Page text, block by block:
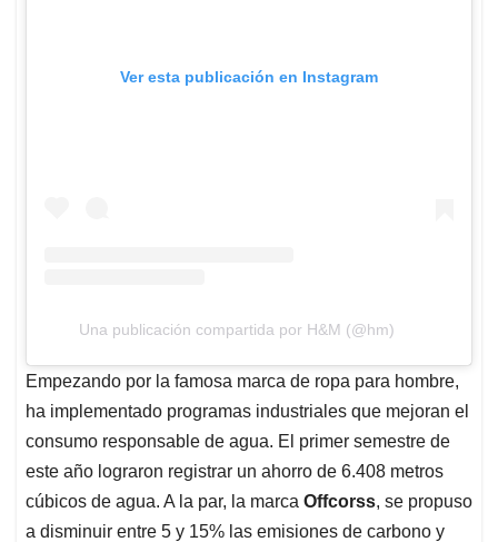
Ver esta publicación en Instagram
Una publicación compartida por H&M (@hm)
Empezando por la famosa marca de ropa para hombre,
ha implementado programas industriales que mejoran el
consumo responsable de agua. El primer semestre de
este año lograron registrar un ahorro de 6.408 metros
cúbicos de agua. A la par, la marca Offcorss, se propuso
a disminuir entre 5 y 15% las emisiones de carbono y